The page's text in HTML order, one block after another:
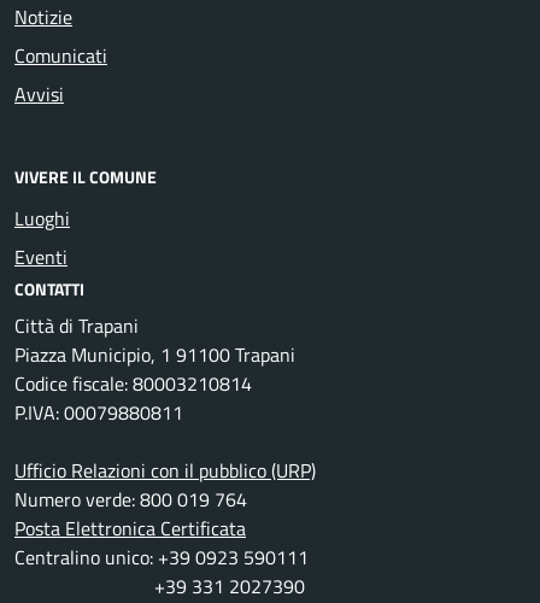
Notizie
Comunicati
Avvisi
VIVERE IL COMUNE
Luoghi
Eventi
CONTATTI
Città di Trapani
Piazza Municipio, 1 91100 Trapani
Codice fiscale: 80003210814
P.IVA: 00079880811
Ufficio Relazioni con il pubblico (URP)
Numero verde: 800 019 764
Posta Elettronica Certificata
Centralino unico: +39 0923 590111
+39 331 2027390